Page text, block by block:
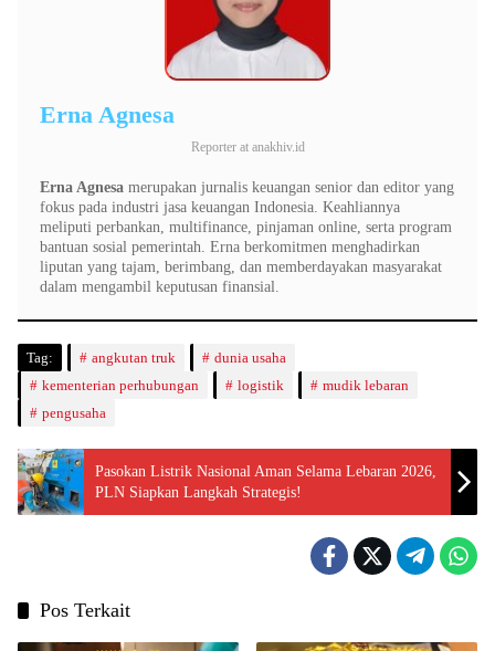
Erna Agnesa
Reporter at anakhiv.id
Erna Agnesa merupakan jurnalis keuangan senior dan editor yang
fokus pada industri jasa keuangan Indonesia. Keahliannya
meliputi perbankan, multifinance, pinjaman online, serta program
bantuan sosial pemerintah. Erna berkomitmen menghadirkan
liputan yang tajam, berimbang, dan memberdayakan masyarakat
dalam mengambil keputusan finansial.
Tag: angkutan truk
dunia usaha
kementerian perhubungan
logistik
mudik lebaran
pengusaha
Pasokan Listrik Nasional Aman Selama Lebaran 2026,
PLN Siapkan Langkah Strategis!
Pos Terkait